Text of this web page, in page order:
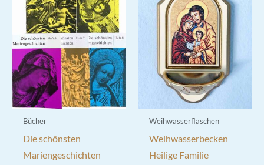
Bücher
Die schönsten
Mariengeschichten
Weihwasserflaschen
Weihwasserbecken
Heilige Familie